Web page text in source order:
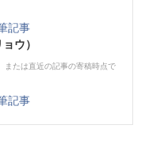
記事
ウ）
または直近の記事の寄稿時点で
記事